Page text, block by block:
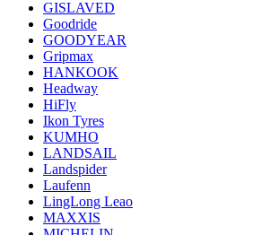
GISLAVED
Goodride
GOODYEAR
Gripmax
HANKOOK
Headway
HiFly
Ikon Tyres
KUMHO
LANDSAIL
Landspider
Laufenn
LingLong Leao
MAXXIS